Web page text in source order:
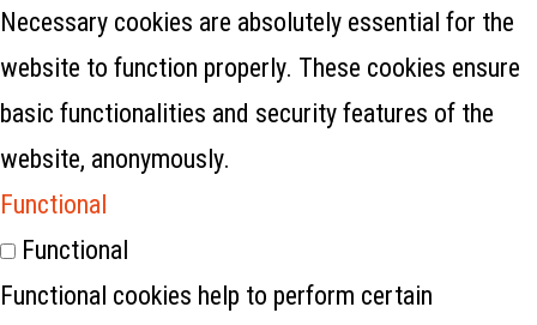
Necessary cookies are absolutely essential for the
website to function properly. These cookies ensure
basic functionalities and security features of the
website, anonymously.
Functional
Functional
Functional cookies help to perform certain